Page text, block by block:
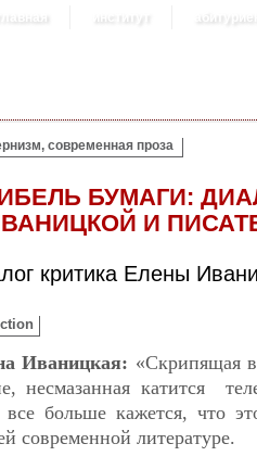
главная институт
современная проза
БУМАГИ:
И
критика Елены
Иваницкая: «Скрипящая
несмазанная катится
больше кажется, что
современной литературе.